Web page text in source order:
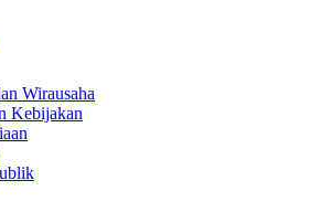
Wirausaha
Kebijakan